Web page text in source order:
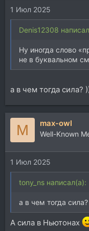
а
1 Июл 2025
Denis12308
Ну иногда слово
не в буквальном
а в чем тогда сила?
M max-owl
Well-Known
1 Июл 2025
tony_ns написал(а):
а в чем тогда
А сила в Ньютонах